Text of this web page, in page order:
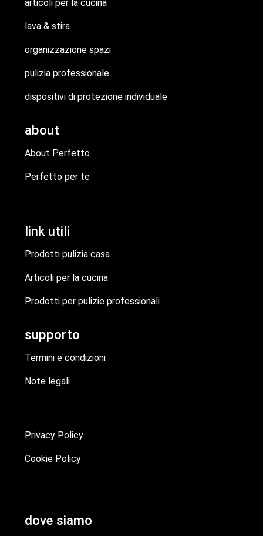
articoli per la cucina
lava & stira
organizzazione spazi
pulizia professionale
dispositivi di protezione individuale
about
About Perfetto
Perfetto per te
link utili
Prodotti pulizia casa
Articoli per la cucina
Prodotti per pulizie professionali
supporto
Termini e condizioni
Note legali
Privacy Policy
Cookie Policy
dove siamo